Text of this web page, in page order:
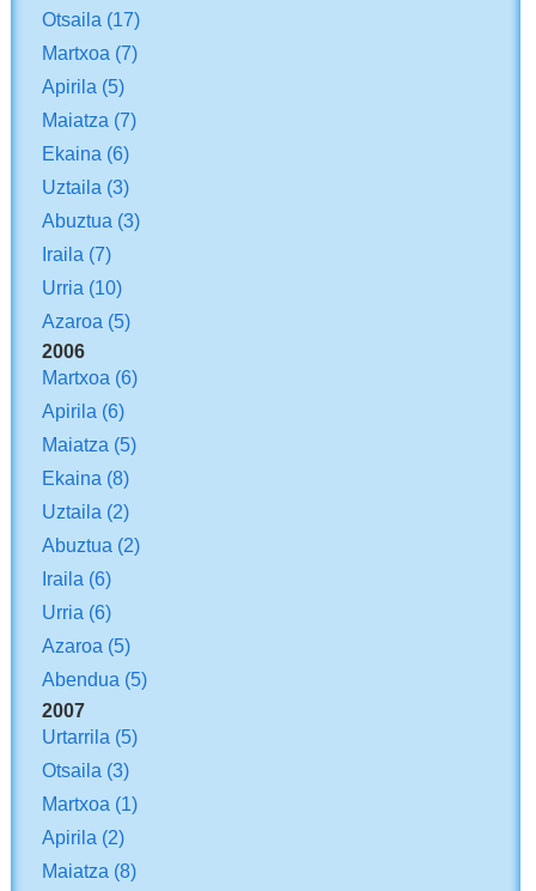
Otsaila (17)
Martxoa (7)
Apirila (5)
Maiatza (7)
Ekaina (6)
Uztaila (3)
Abuztua (3)
Iraila (7)
Urria (10)
Azaroa (5)
2006
Martxoa (6)
Apirila (6)
Maiatza (5)
Ekaina (8)
Uztaila (2)
Abuztua (2)
Iraila (6)
Urria (6)
Azaroa (5)
Abendua (5)
2007
Urtarrila (5)
Otsaila (3)
Martxoa (1)
Apirila (2)
Maiatza (8)